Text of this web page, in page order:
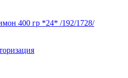
400 гр *24* /192/1728/